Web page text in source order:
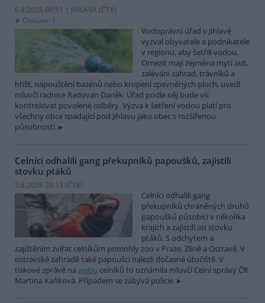
6.8.2026 00:51 | JIHLAVA (ČTK)
Diskuse: 1
Vodoprávní úřad v Jihlavě
vyzval obyvatele a podnikatele
v regionu, aby šetřili vodou.
Omezit mají zejména mytí aut,
zalévání zahrad, trávníků a
hřišť, napouštění bazénů nebo kropení zpevněných ploch, uvedl
mluvčí radnice Radovan Daněk. Úřad podle něj bude víc
kontrolovat povolené odběry. Výzva k šetření vodou platí pro
všechny obce spadající pod Jihlavu jako obec s rozšířenou
působností.
Celníci odhalili gang překupníků papoušků, zajistili
stovku ptáků
5.8.2026 20:13 (ČTK)
Celníci odhalili gang
překupníků chráněných druhů
papoušků působící v několika
krajích a zajistili asi stovku
ptáků. S odchytem a
zajištěním zvířat celníkům pomohly zoo v Praze, Zlíně a Ostravě. V
ostravské zahradě také papoušci nalezli dočasné útočiště. V
tiskové zprávě na webu celníků to oznámila mluvčí Celní správy ČR
Martina Kaňková. Případem se zabývá policie.